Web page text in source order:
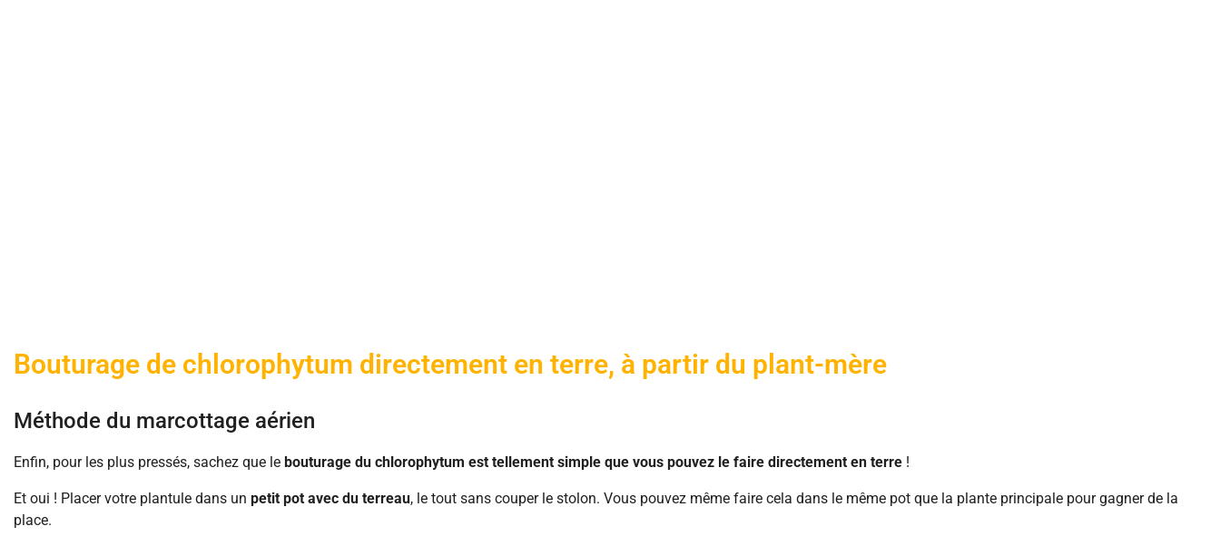
Bouturage de chlorophytum directement en terre, à partir du plant-mère
Méthode du marcottage aérien
Enfin, pour les plus pressés, sachez que le bouturage du chlorophytum est tellement simple que vous pouvez le faire directement en terre !
Et oui ! Placer votre plantule dans un petit pot avec du terreau, le tout sans couper le stolon. Vous pouvez même faire cela dans le même pot que la plante principale pour gagner de la
place.